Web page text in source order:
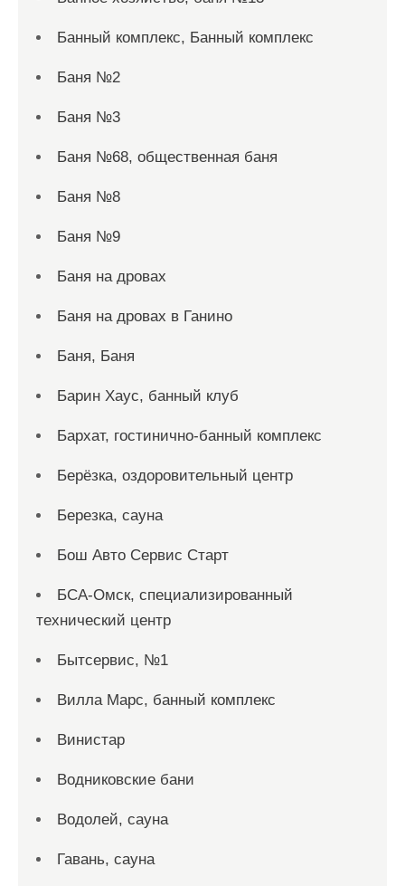
Банный комплекс, Банный комплекс
Баня №2
Баня №3
Баня №68, общественная баня
Баня №8
Баня №9
Баня на дровах
Баня на дровах в Ганино
Баня, Баня
Барин Хаус, банный клуб
Бархат, гостинично-банный комплекс
Берёзка, оздоровительный центр
Березка, сауна
Бош Авто Сервис Старт
БСА-Омск, специализированный
технический центр
Бытсервис, №1
Вилла Марс, банный комплекс
Винистар
Водниковские бани
Водолей, сауна
Гавань, сауна